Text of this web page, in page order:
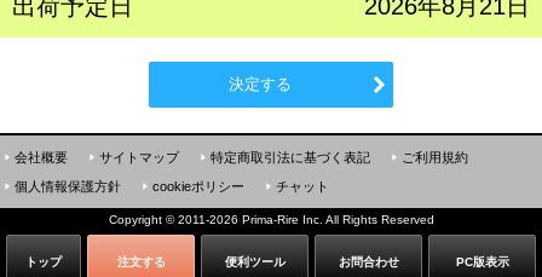
出荷予定日 2026年8月21日
決定する
トップ 注文する 便利ツール お問合わせ PC版表示
会社概要 サイトマップ 特定商取引法に基づく表記
ご利用規約
個人情報保護方針
cookieポリシー チャット
Copyright ©2011-2026 Prima-Rire Inc. All Rights Reserved